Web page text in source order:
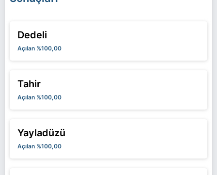
Dedeli
Açılan %100,00
Tahir
Açılan %100,00
Yayladüzü
Açılan %100,00